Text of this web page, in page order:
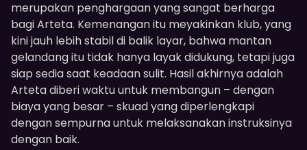
merupakan penghargaan yang sangat berharga
bagi Arteta. Kemenangan itu meyakinkan klub, yang
kini jauh lebih stabil di balik layar, bahwa mantan
gelandang itu tidak hanya layak didukung, tetapi juga
siap sedia saat keadaan sulit. Hasil akhirnya adalah
Arteta diberi waktu untuk membangun – dengan
biaya yang besar – skuad yang diperlengkapi
dengan sempurna untuk melaksanakan instruksinya
dengan baik.